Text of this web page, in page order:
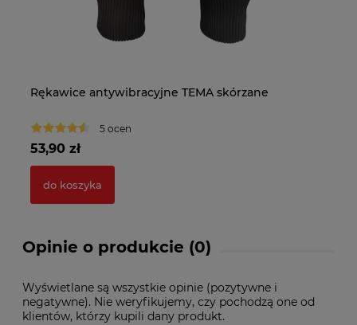
Rękawice antywibracyjne TEMA skórzane
5 ocen
53,90 zł
do koszyka
Opinie o produkcie (0)
Wyświetlane są wszystkie opinie (pozytywne i
negatywne). Nie weryfikujemy, czy pochodzą one od
klientów, którzy kupili dany produkt.